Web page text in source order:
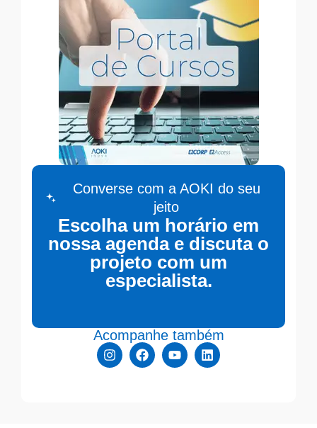
Converse com a AOKI do seu
jeito
Escolha um horário em
nossa agenda e discuta o
projeto com um
especialista.
Acompanhe também